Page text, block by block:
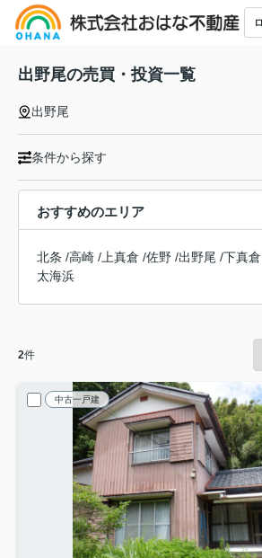
出野尾の売買・投資一覧
出野尾
条件から探す
おすすめのエリア
北条 /高崎 / 上真倉 /佐野 /出野尾 /下真倉
太海浜
2件
中古一戸建